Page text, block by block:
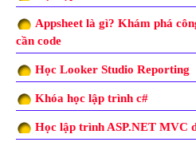
Appsheet là gì? Khám phá
cần code
Học Looker Studio Reporting
Khóa học lập trình c#
Học lập trình ASP.NET MVC